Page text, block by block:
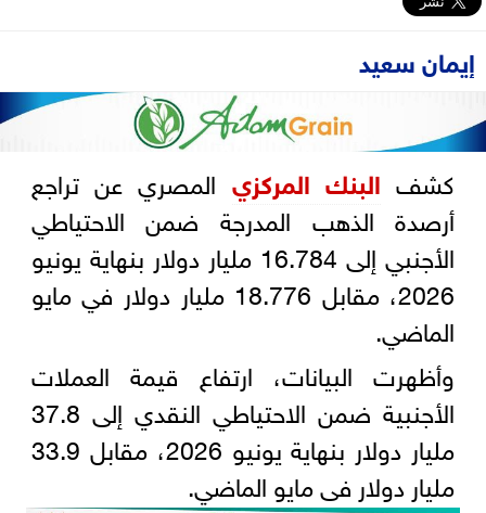
إيمان سعيد
كشف البنك المركزي المصري عن تراجع
أرصدة الذهب المدرجة ضمن الاحتياطي
الأجنبي إلى 16.784 مليار دولار بنهاية يونيو
2026، مقابل 18.776 مليار دولار في مايو
الماضي.
وأظهرت البيانات، ارتفاع قيمة العملات
الأجنبية ضمن الاحتياطي النقدي إلى 37.8
مليار دولار بنهاية يونيو 2026، مقابل 33.9
مليار دولار فى مايو الماضي.